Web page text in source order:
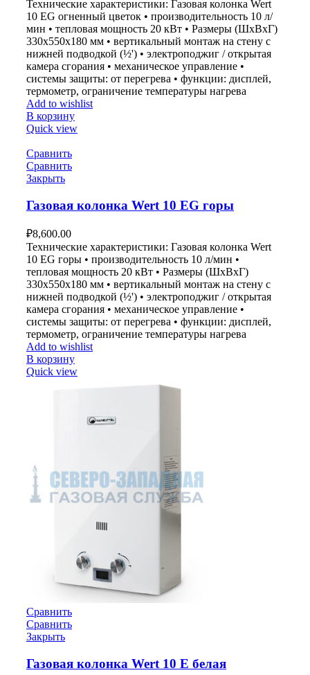
Технические характеристики: Газовая колонка Wert
10 EG огненный цветок • производительность 10 л/
мин • тепловая мощность 20 кВт • Размеры (ШxВxГ)
330x550x180 мм • вертикальный монтаж на стену с
нижней подводкой (½') • электроподжиг / открытая
камера сгорания • механическое управление •
системы защиты: от перегрева • функции: дисплей,
термометр, ограничение температуры нагрева
Add to wishlist
В корзину
Quick view
Сравнить
Сравнить
Закрыть
Газовая колонка Wert 10 EG горы
₽8,600.00
Технические характеристики: Газовая колонка Wert
10 EG горы • производительность 10 л/мин •
тепловая мощность 20 кВт • Размеры (ШxВxГ)
330x550x180 мм • вертикальный монтаж на стену с
нижней подводкой (½') • электроподжиг / открытая
камера сгорания • механическое управление •
системы защиты: от перегрева • функции: дисплей,
термометр, ограничение температуры нагрева
Add to wishlist
В корзину
Quick view
Сравнить
Сравнить
Закрыть
Газовая колонка Wert 10 E белая